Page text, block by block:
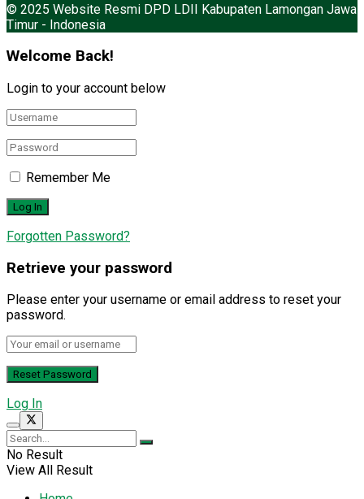
© 2025 Website Resmi DPD LDII Kabupaten Lamongan Jawa
Timur - Indonesia
Welcome Back!
Login to your account below
Remember Me
Forgotten Password?
Retrieve your password
Please enter your username or email address to reset your
password.
Log In
No Result
View All Result